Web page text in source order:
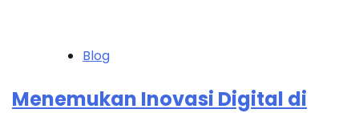
Blog
Menemukan Inovasi Digital di